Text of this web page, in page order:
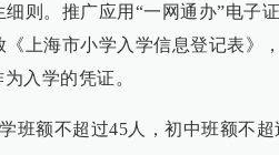
则。推广应用“一网通办”电子证
上海市小学入学信息登记表》
入学的凭证。
班额不超过45人，初中班额不超